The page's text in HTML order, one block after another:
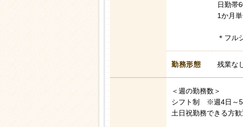
日勤帯
1か月
＊フル
勤務形態 残業な
＜週の勤務数＞
シフト制 ※週4日～
土日祝勤務できる方歓